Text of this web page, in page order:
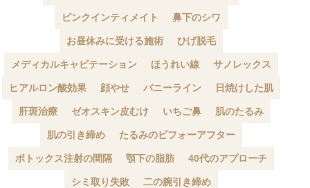
ピンクインティメイト 鼻下のシワ
お昼休みに受ける施術 ひげ脱毛
メディカルキャビテーション ほうれい線 サノレックス
ヒアルロン酸効果 顔やせ バニーライン 日焼けした肌
肝斑治療 ゼオスキン皮むけ いちご鼻 肌のたるみ
肌の引き締め たるみのビフォーアフター
ボトックス注射の間隔 顎下の脂肪 40代のアプローチ
シミ取り失敗 二の腕引き締め